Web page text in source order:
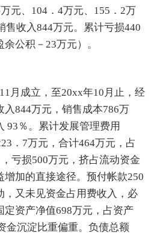
元、104．4万元、155．2万
售收入844万元。累计亏损440
公积－23万元）。
月成立，至20xx年10月止，经
844万元，销售成本786万
93％。累计发展管理费用
．7万元，合计464万元，占
亏损500万元，挤占流动资金
增加的直接途径。预付帐款250
，又未见资金占用费收入，必
定资产净值698万元，占资产
金沉淀比重偏重。负债总额